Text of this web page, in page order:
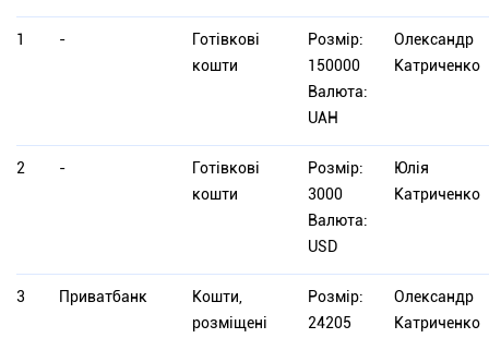
1 -
Готівкові
кошти
Розмір:
150000
Валюта:
UAH
Олександр
Катриченко
2 -
Готівкові
кошти
Розмір:
3000
Валюта:
USD
Юлія
Катриченко
3 Приватбанк
Кошти,
розміщені
Розмір:
24205
Олександр
Катриченко